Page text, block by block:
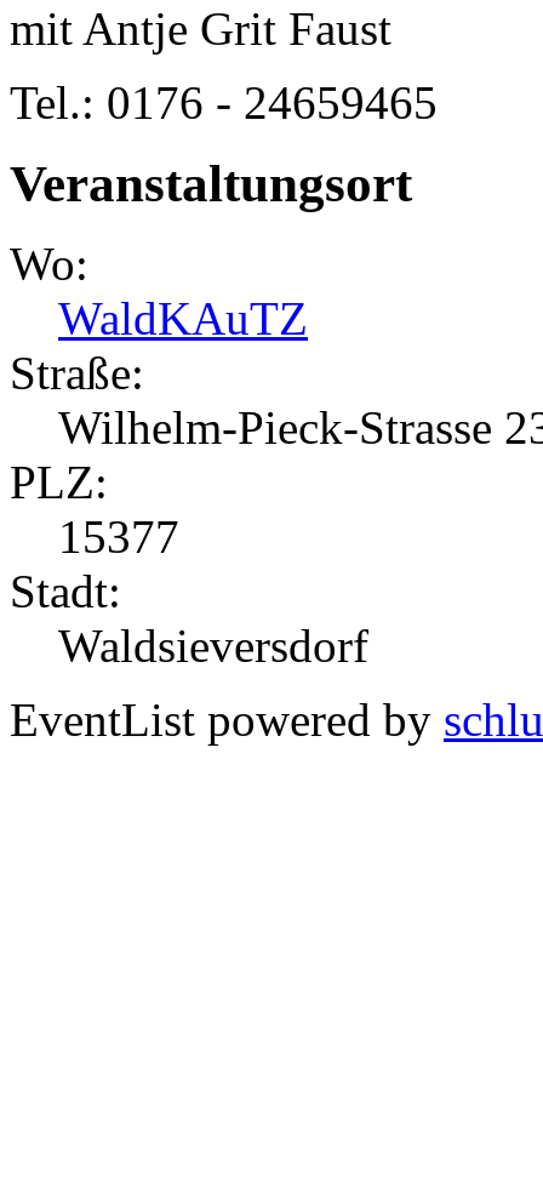
mit Antje Grit Faust
Tel.: 0176 - 24659465
Veranstaltungsort
Wo:
WaldKAuTZ
Straße:
Wilhelm-Pieck-Strasse
PLZ:
15377
Stadt:
Waldsieversdorf
EventList powered by